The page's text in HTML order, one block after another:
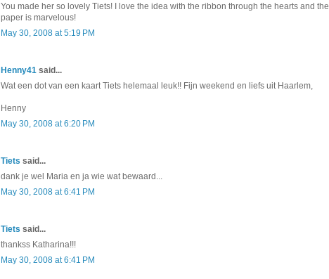
You made her so lovely Tiets! I love the idea with the ribbon through the hearts and the
paper is marvelous!
May 30, 2008 at 5:19 PM
Henny41 said...
Wat een dot van een kaart Tiets helemaal leuk!! Fijn weekend en liefs uit Haarlem,
Henny
May 30, 2008 at 6:20 PM
Tiets said...
dank je wel Maria en ja wie wat bewaard...
May 30, 2008 at 6:41 PM
Tiets said...
thankss Katharina!!!
May 30, 2008 at 6:41 PM